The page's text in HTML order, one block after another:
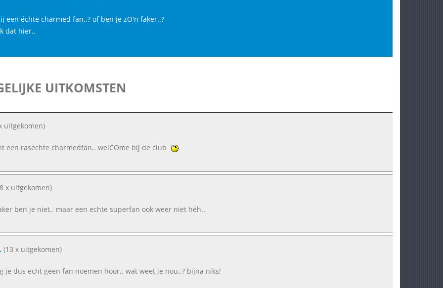
een échte charmed fan..? of ben je zO'n faker..?
dat hier..
UITKOMSTEN
uitgekomen)
een rasechte charmedfan.. welCOme bij de club
x uitgekomen)
ben je niet.. maar een echte superfan ook weer niet héh..
(13 x uitgekomen)
je dus echt geen fan noemen hoor.. wat weet je nou..? bijna niks!